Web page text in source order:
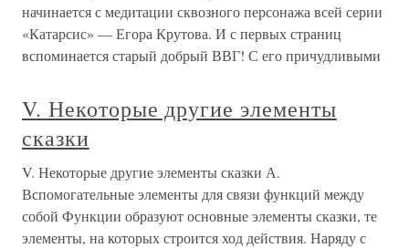
начинается с медитации сквозного персонажа всей серии
«Катарсис» — Егора Крутова. И с первых страниц
вспоминается старый добрый ВВГ! С его причудливыми
V. Некоторые другие элементы
сказки
V. Некоторые другие элементы сказки А.
Вспомогательные элементы для связи функций между
собой Функции образуют основные элементы сказки, те
элементы, на которых строится ход действия. Наряду с